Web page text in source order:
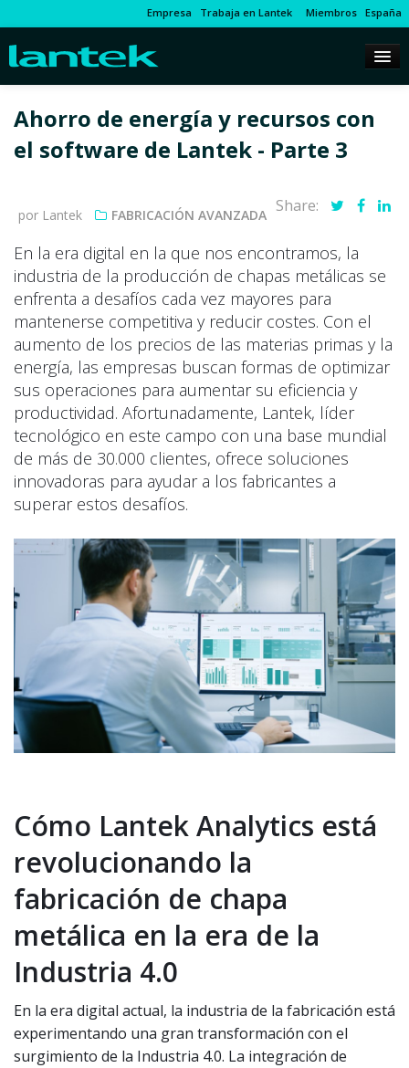
Empresa Trabaja en Lantek Miembros España
Ahorro de energía y recursos con
el software de Lantek - Parte 3
por Lantek FABRICACIÓN AVANZADA Share:
En la era digital en la que nos encontramos, la
industria de la producción de chapas metálicas se
enfrenta a desafíos cada vez mayores para
mantenerse competitiva y reducir costes. Con el
aumento de los precios de las materias primas y la
energía, las empresas buscan formas de optimizar
sus operaciones para aumentar su eficiencia y
productividad. Afortunadamente, Lantek, líder
tecnológico en este campo con una base mundial
de más de 30.000 clientes, ofrece soluciones
innovadoras para ayudar a los fabricantes a
superar estos desafíos.
Cómo Lantek Analytics está
revolucionando la
fabricación de chapa
metálica en la era de la
Industria 4.0
En la era digital actual, la industria de la fabricación está
experimentando una gran transformación con el
surgimiento de la Industria 4.0. La integración de